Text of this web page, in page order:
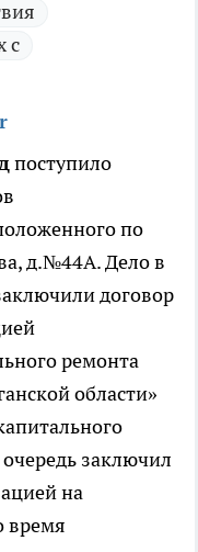
с
поступило
по
д.№44А.Дело в
договор
ремонта
области»
заключил
на
время